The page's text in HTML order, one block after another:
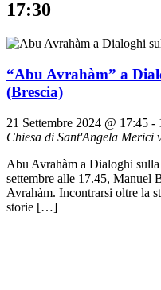
17:30
“Abu Avrahàm” a
(Brescia)
21 Settembre 2024 @ 17:45 -
Chiesa di Sant'Angela Merici
Abu Avrahàm a Dialoghi
settembre alle 17.45, Manuel
Avrahàm. Incontrarsi oltre la
storie […]